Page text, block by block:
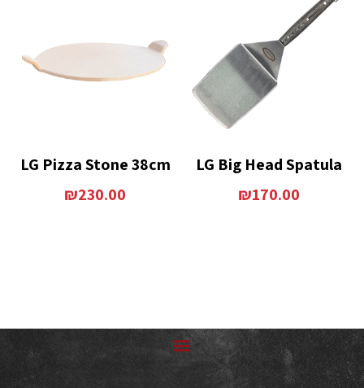
LG Big Head Spatula
₪170.00
LG Pizza Stone 38cm
₪230.00